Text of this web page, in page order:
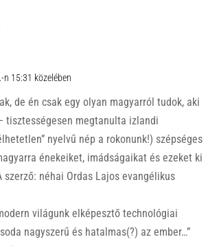
n 15:31 közelében
de én csak egy olyan magyarról tudok, aki
tisztességesen megtanulta izlandi
nyelvű nép a rokonunk!) szépséges
énekeiket, imádságaikat és ezeket ki
néhai Ordas Lajos evangélikus
világunk elképesztő technológiai
nagyszerű és hatalmas(?) az ember…”